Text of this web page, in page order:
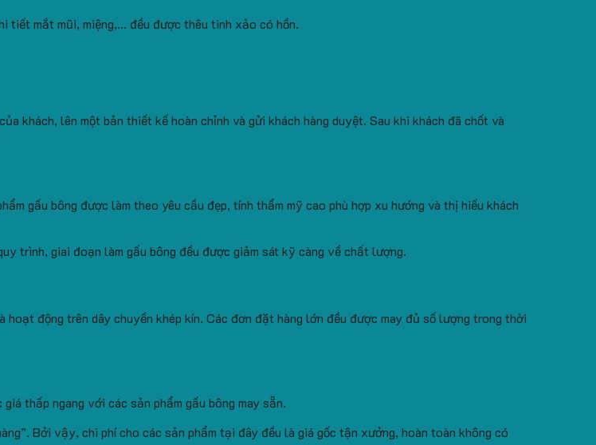
tiết mắt mũi, miệng,… đều được thêu tinh xảo có hồn.
khách, lên một bản thiết kế hoàn chỉnh và gửi khách hàng duyệt. Sau khi khách đã chốt và
gấu bông được làm theo yêu cầu đẹp, tính thẩm mỹ cao phù hợp xu hướng và thị hiếu khách
trình, giai đoạn làm gấu bông đều được giảm sát kỹ càng về chất lượng.
động trên dây chuyền khép kín. Các đơn đặt hàng lớn đều được may đủ số lượng trong thời
thấp ngang với các sản phẩm gấu bông may sẵn.
Bởi vậy, chi phí cho các sản phẩm tại đây đều là giá gốc tận xưởng, hoàn toàn không có